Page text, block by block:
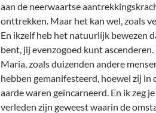
aan de neerwaartse
onttrekken. Maar het kan wel, zoals
En ikzelf heb het natuurlijk bewezen
bent, jij evenzogoed kunt
Maria, zoals duizenden andere
hebben gemanifesteerd, hoewel zij
aarde waren geïncarneerd. En ik zeg
verleden zijn geweest waarin de